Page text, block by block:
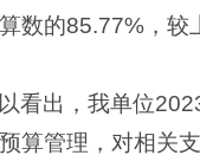
数的85.77%，
看出，我单位
算管理，对相关